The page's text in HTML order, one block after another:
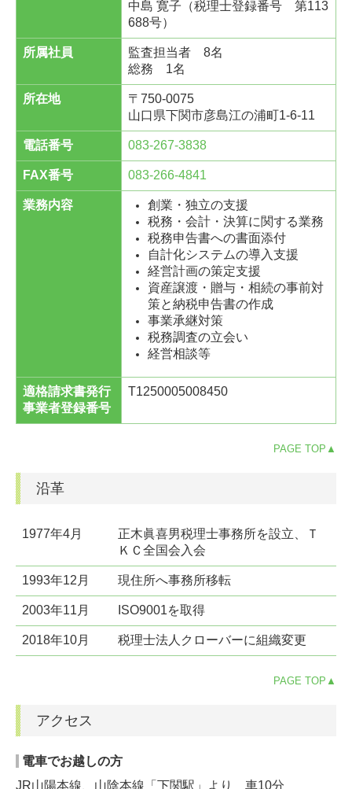
中島 寛子（税理士登録番号 第113
688号）
所属社員
監査担当者 8名
総務 1名
所在地
〒750-0075
山口県下関市彦島江の浦町1-6-11
電話番号 083-267-3838
FAX番号 083-266-4841
業務内容
創業・独立の支援
税務・会計・決算に関する業務
税務申告書への書面添付
自計化システムの導入支援
経営計画の策定支援
資産譲渡・贈与・相続の事前対
策と納税申告書の作成
事業承継対策
税務調査の立会い
経営相談等
適格請求書発行
事業者登録番号
T1250005008450
PAGE TOP▲
沿革
1977年4月
正木眞喜男税理士事務所を設立、Ｔ
ＫＣ全国会入会
1993年12月 現住所へ事務所移転
2003年11月 ISO9001を取得
2018年10月 税理士法人クローバーに組織変更
PAGE TOP▲
アクセス
電車でお越しの方
JR山陽本線、山陰本線「下関駅」より 車10分